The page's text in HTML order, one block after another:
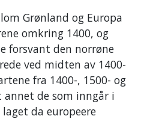
Grønland og Europa
omkring 1400, og
forsvant den norrøne
ved midten av 1400-
fra 1400-, 1500- og
de som inngår i
da europeere